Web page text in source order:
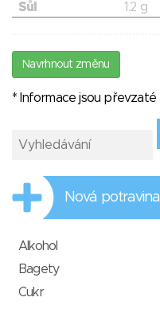
Sůl
1.2 g
Navrhnout změnu
* Informace jsou
Nová potravina
Alkohol
Bagety
Cukr